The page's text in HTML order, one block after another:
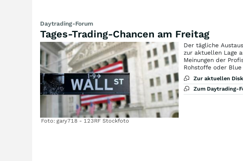
Daytrading-Forum
Tages-Trading-Chancen am Freitag
Foto: gary718 - 123RF Stockfoto
Der tägliche
zur aktuellen Lage
Meinungen der
Rohstoffe oder Blue
Zur aktuellen
Zum Daytrading-